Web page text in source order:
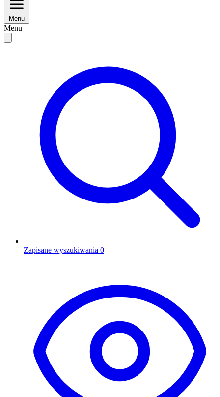
Menu
Menu
Zapisane wyszukiwania 0